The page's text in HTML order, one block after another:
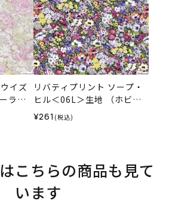
イズ
ラホ
リバティプリント ソープ・
ヒル＜06L＞生地 （ホビー
ラホビーレオリジナル）202
¥261 (税込)
こちらの商品も見て
います